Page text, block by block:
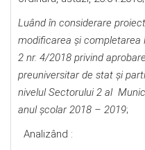
Luând în considerare
modificarea şi completarea
2 nr. 4/2018 privind
preuniversitar de stat şi
nivelul Sectorului 2 al
anul şcolar 2018 – 2019;
Analizând :